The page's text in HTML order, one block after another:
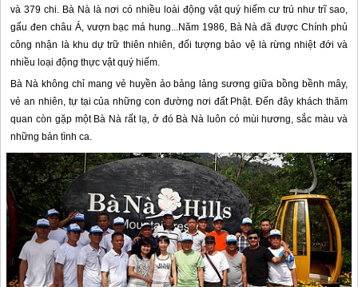
và 379 chi. Bà Nà là nơi có nhiều loài động vật quý hiếm cư trú như trĩ sao,
gấu đen châu Á, vượn bạc má hung...Năm 1986, Bà Nà đã được Chính phủ
công nhận là khu dự trữ thiên nhiên, đối tượng bảo vệ là rừng nhiệt đới và
nhiều loại động thực vật quý hiếm.
Bà Nà không chỉ mang vẻ huyền ảo bảng lảng sương giữa bồng bềnh mây,
vẻ an nhiên, tự tại của những con đường nơi đất Phật. Đến đây khách thăm
quan còn gặp một Bà Nà rất lạ, ở đó Bà Nà luôn có mùi hương, sắc màu và
những bản tình ca.